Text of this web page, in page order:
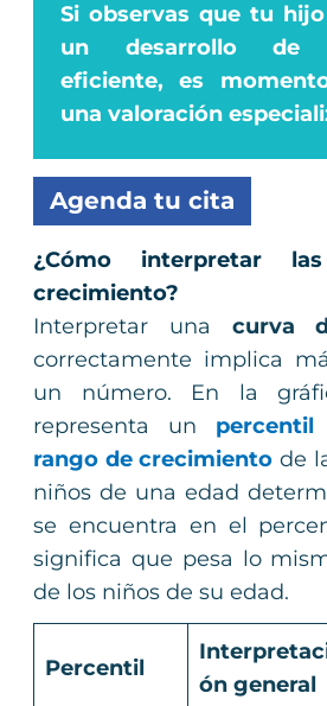
Si observas que tu
un desarrollo de
eficiente, es
una valoración
Agenda tu cita
¿Cómo interpretar
crecimiento?
Interpretar una curva
correctamente implica
un número. En la
representa un
rango de crecimiento de
niños de una edad
se encuentra en el
significa que pesa lo
de los niños de su edad.
Percentil
ón general